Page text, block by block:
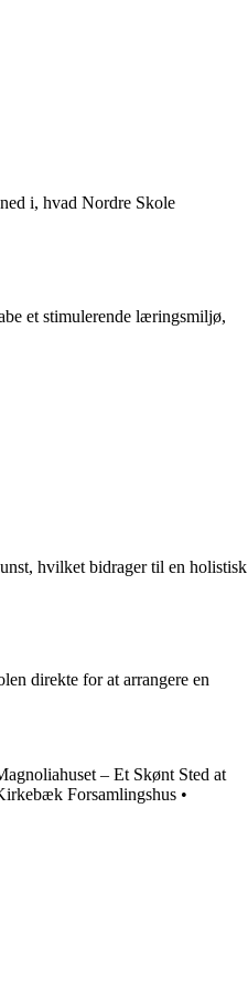
i, hvad Nordre Skole
et stimulerende læringsmiljø,
hvilket bidrager til en holistisk
direkte for at arrangere en
– Et Skønt Sted at
Forsamlingshus •